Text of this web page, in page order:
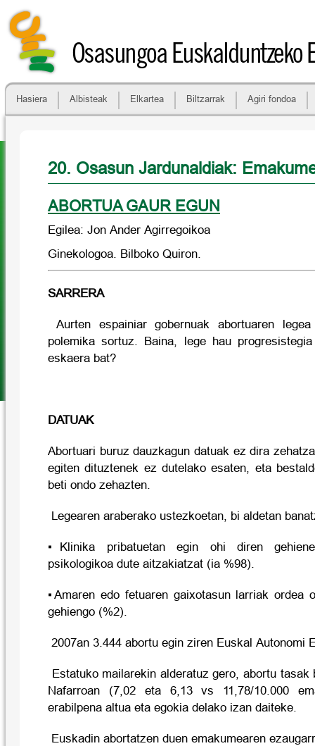
Osasungoa Euskalduntzeko
Hasiera Albisteak Elkartea Biltzarrak Agiri fondoa
20. Osasun Jardunaldiak:
ABORTUA GAUR EGUN
Egilea: Jon Ander Agirregoikoa
Ginekologoa. Bilboko Quiron.
SARRERA
Aurten espainiar gobernuak abortuaren
polemika sortuz. Baina, lege hau
eskaera bat?
DATUAK
Abortuari buruz dauzkagun datuak ez dira
egiten dituztenek ez dutelako esaten, eta
beti ondo zehazten.
Legearen araberako ustezkoetan, bi aldetan
▪Klinika pribatuetan egin ohi diren
psikologikoa dute aitzakiatzat (ia %98).
▪Amaren edo fetuaren gaixotasun larriak ordea
gehiengo (%2).
2007an 3.444 abortu egin ziren Euskal Autonomi
Estatuko mailarekin alderatuz gero, abortu tasak
Nafarroan (7,02 eta 6,13 vs 11,78/10.000
erabilpena altua eta egokia delako izan daiteke.
Euskadin abortatzen duen emakumearen